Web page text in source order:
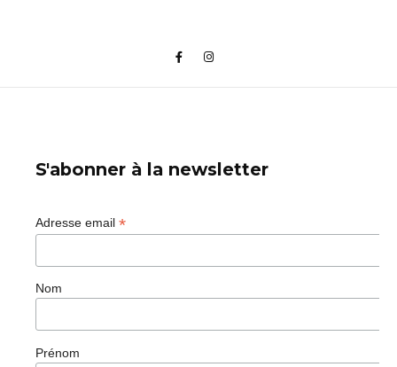
S'abonner à la newsletter
Adresse email *
Nom
Prénom